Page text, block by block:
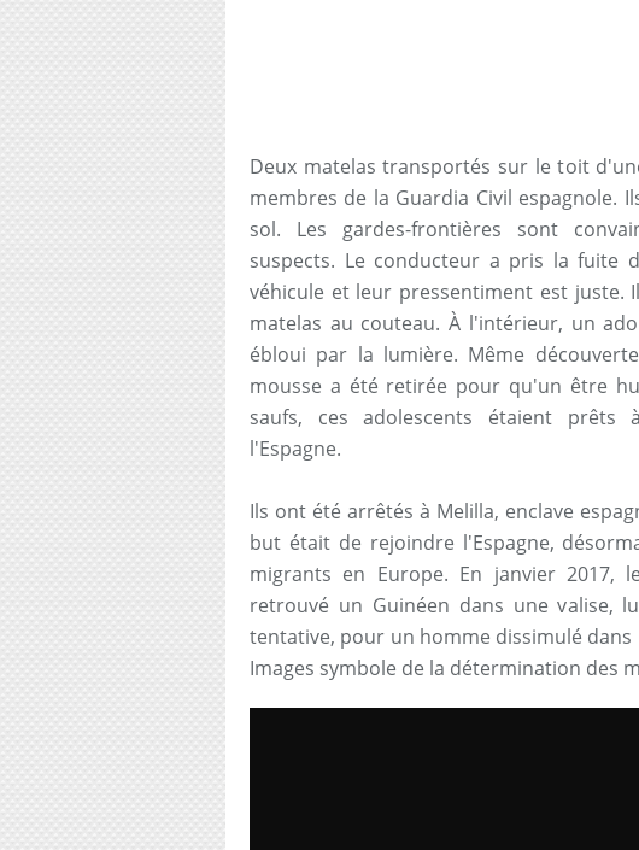
Deux matelas transportés sur le toit
membres de la Guardia Civil espagnole.
sol. Les gardes-frontières sont
suspects. Le conducteur a pris la fuite
véhicule et leur pressentiment est juste.
matelas au couteau. À l'intérieur, un
ébloui par la lumière. Même
mousse a été retirée pour qu'un être
saufs, ces adolescents étaient
l'Espagne.
Ils ont été arrêtés à Melilla, enclave
but était de rejoindre l'Espagne,
migrants en Europe. En janvier 2017,
retrouvé un Guinéen dans une valise,
tentative, pour un homme dissimulé
Images symbole de la détermination des